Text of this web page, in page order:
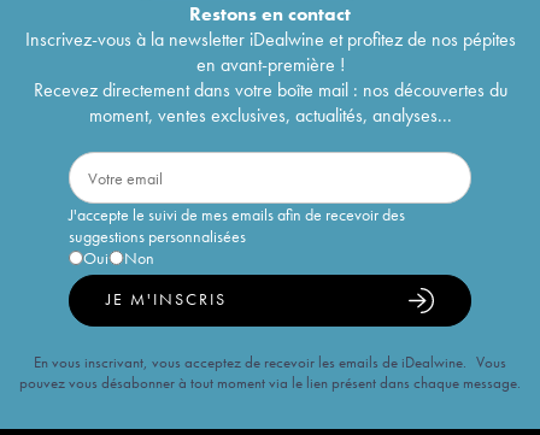
Restons encontact
Inscrivez-vous à la newsletter iDealwine et profitez de nos pépites
en avant-première !
Recevez directement dans votre boîte mail : nos découvertes du
moment, ventes exclusives, actualités, analyses...
J'accepte le suivi de mes emails afin de recevoir des
suggestions personnalisées
Oui
Non
JE M'INSCRIS
En vous inscrivant, vous acceptez de recevoir les emails de iDealwine. Vous
pouvez vous désabonner à tout moment via le lien présent dans chaque message.